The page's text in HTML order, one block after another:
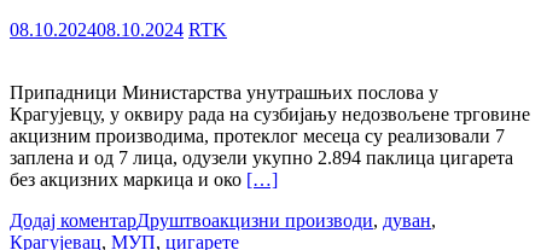
08.10.202408.10.2024 RTK
Припадници Министарства унутрашњих послова у
Крагујевцу, у оквиру рада на сузбијању недозвољене трговине
акцизним производима, протеклог месеца су реализовали 7
заплена и од 7 лица, одузели укупно 2.894 паклица цигарета
без акцизних маркица и око […]
Додај коментарДруштвоакцизни производи, дуван,
Крагујевац, МУП, цигарете